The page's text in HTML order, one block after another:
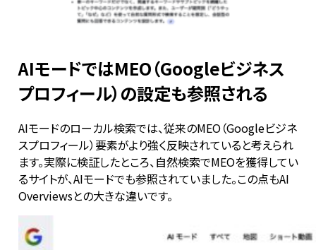
AIモードではMEO（Googleビジネス
プロフィール）の設定も参照される
AIモードのローカル検索では、従来のMEO（Googleビジネ
スプロフィール）要素がより強く反映されていると考えられ
ます。実際に検証したところ、自然検索でMEOを獲得してい
るサイトが、AIモードでも参照されていました。この点もAI
Overviewsとの大きな違いです。